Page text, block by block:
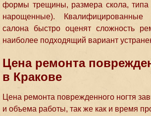
формы трещины, размера скола, типа
нарощенные).
салона быстро оценят сложность
наиболее подходящий вариант
Цена ремонта
в Кракове
Цена ремонта поврежденного ногтя
и объема работы, так же как и время